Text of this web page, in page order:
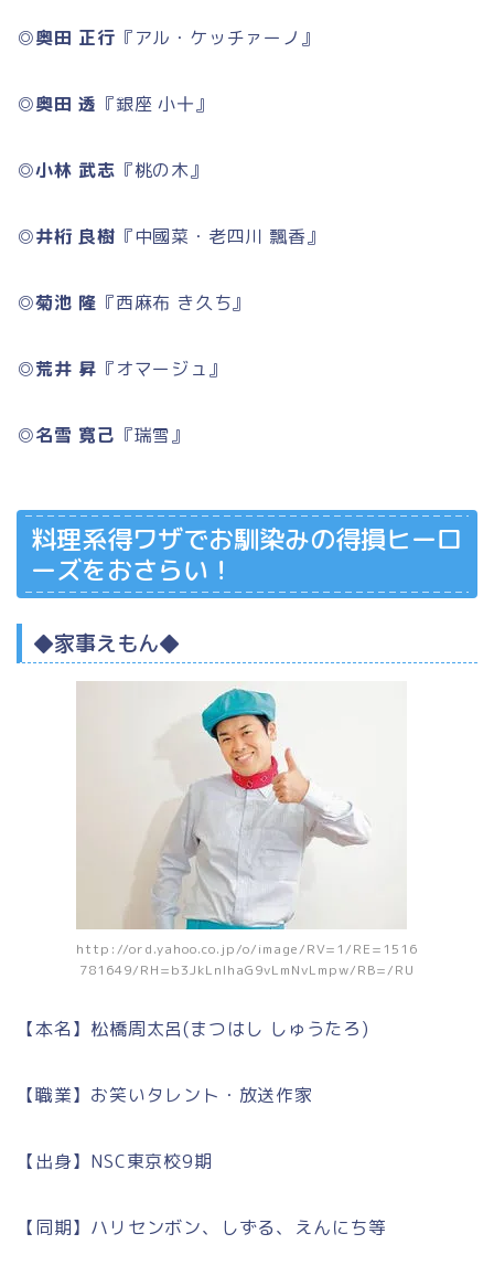
◎奥田 正行 『アル・ケッチァーノ』
◎奥田 透 『銀座 小十』
◎小林 武志 『桃の木』
◎井桁 良樹 『中國菜・老四川 飄香』
◎菊池 隆 『西麻布 き久ち』
◎荒井 昇 『オマージュ』
◎名雪 寛己 『瑞雪』
料理系得ワザでお馴染みの得損ヒーロ
ーズをおさらい！
◆家事えもん◆
http://ord.yahoo.co.jp/o/image/RV=1/RE=1516
781649/RH=b3JkLnlhaG9vLmNvLmpw/RB=/RU
【本名】松橋周太呂(まつはし しゅうたろ)
【職業】お笑いタレント・放送作家
【出身】NSC東京校9期
【同期】ハリセンボン、しずる、えんにち等